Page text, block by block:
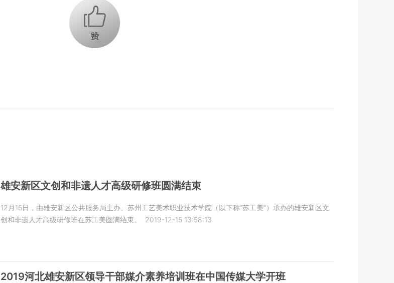
+1
雄安新区文创和非遗人才高级研修班圆满结束
12月15日，由雄安新区公共服务局主办、苏州工艺美术职业技术学院（以下称“苏工美”）承办的雄安新区文
创和非遗人才高级研修班在苏工美圆满结束。
2019-12-15 13:58:13
2019河北雄安新区领导干部媒介素养培训班在中国传媒大学开班